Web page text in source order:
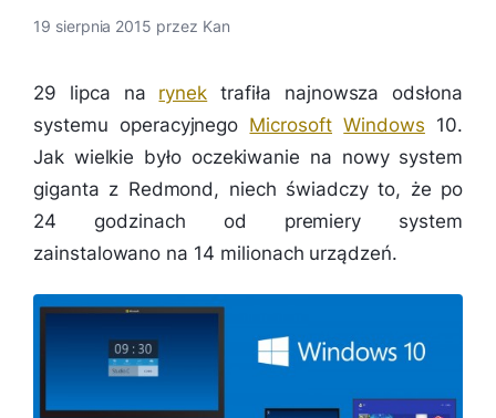
19 sierpnia 2015 przez Kan
29 lipca na rynek trafiła najnowsza odsłona
systemu operacyjnego Microsoft Windows 10.
Jak wielkie było oczekiwanie na nowy system
giganta z Redmond, niech świadczy to, że po
24 godzinach od premiery system
zainstalowano na 14 milionach urządzeń.